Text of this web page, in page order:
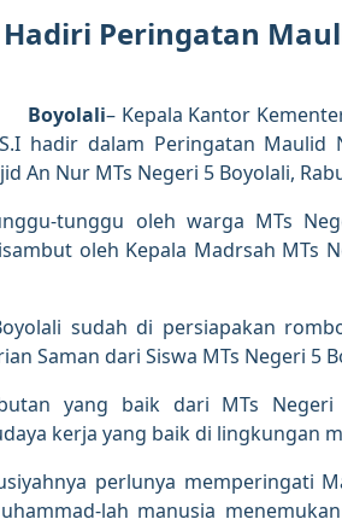
Peringatan
Boyolali– Kepala Kantor
hadir dalam Peringatan Maulid
An Nur MTs Negeri 5 Boyolali,
tunggu oleh warga MTs
oleh Kepala Madrsah MTs
sudah di persiapakan
Saman dari Siswa MTs Negeri 5
yang baik dari MTs
kerja yang baik di lingkungan
perlunya memperingati
lah manusia